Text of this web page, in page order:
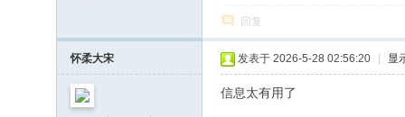
回复
怀柔大宋 发表于 2026-5-28 02:56:20 显
信息太有用了